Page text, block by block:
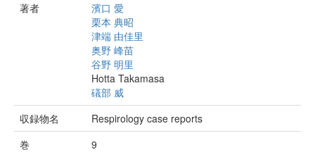
著者
濱口 愛
栗本 典昭
津端 由佳里
奥野 峰苗
谷野 明里
Hotta Takamasa
礒部 威
収録物名
Respirology case reports
巻
9